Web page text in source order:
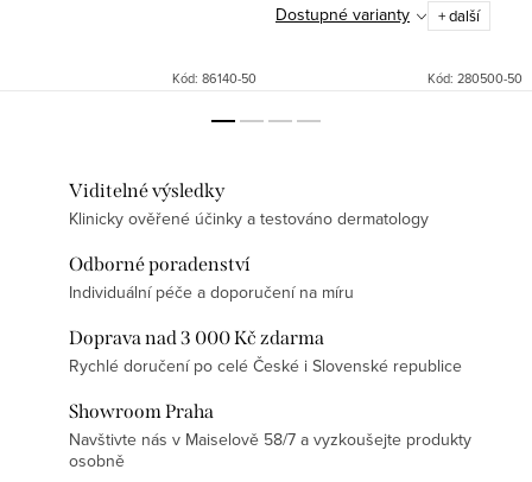
Kód: 86140-50
Dostupné varianty
+ další
Kód: 280500-50
Viditelné výsledky
Klinicky ověřené účinky a testováno dermatology
Odborné poradenství
Individuální péče a doporučení na míru
Doprava nad 3 000 Kč zdarma
Rychlé doručení po celé České i Slovenské republice
Showroom Praha
Navštivte nás v Maiselově 58/7 a vyzkoušejte produkty
osobně